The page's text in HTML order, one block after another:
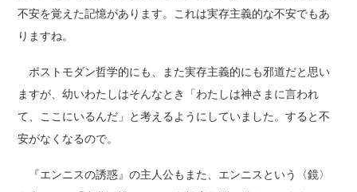
不安を覚えた記憶があります。これは実存主義的な不安でもあ
りますね。
ポストモダン哲学的にも、また実存主義的にも邪道だと思い
ますが、幼いわたしはそんなとき「わたしは神さまに言われ
て、ここにいるんだ」と考えるようにしていました。すると不
安がなくなるので。
『エンニスの誘惑』の主人公もまた、エンニスという〈鏡〉